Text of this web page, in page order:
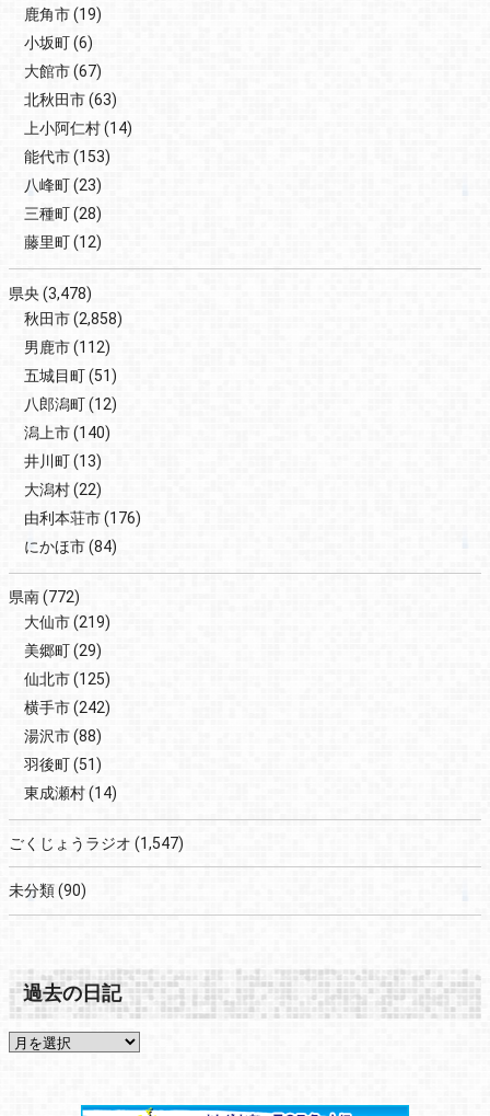
鹿角市(19)
小坂町(6)
大館市(67)
北秋田市(63)
上小阿仁村(14)
能代市(153)
八峰町(23)
三種町(28)
藤里町(12)
県央(3,478)
秋田市(2,858)
男鹿市(112)
五城目町(51)
八郎潟町(12)
潟上市(140)
井川町(13)
大潟村(22)
由利本荘市(176)
にかほ市(84)
県南(772)
大仙市(219)
美郷町(29)
仙北市(125)
横手市(242)
湯沢市(88)
羽後町(51)
東成瀬村(14)
ごくじょうラジオ (1,547)
未分類(90)
過去の日記